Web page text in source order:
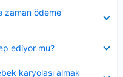
zaman ödeme
ediyor mu?
karyolası almak